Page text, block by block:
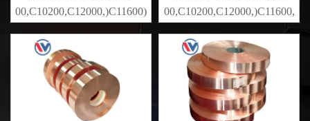
(C10200,C11000,C10100,C10200,C12000,)C11600,
{#$$^}